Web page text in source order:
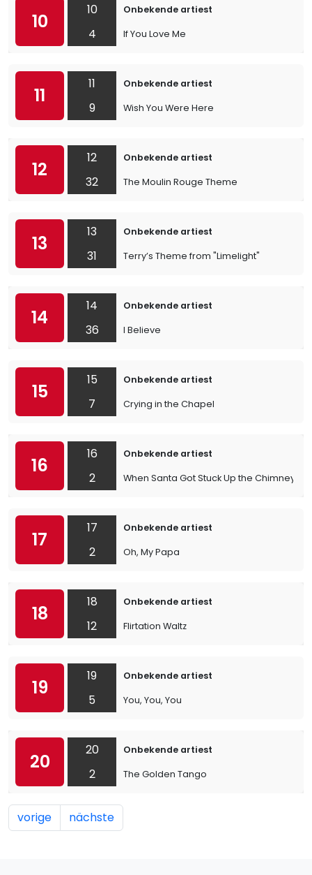
10
10
4
Onbekende artiest
If You Love Me
11
11
9
Onbekende artiest
Wish You Were Here
12
12
32
Onbekende artiest
The Moulin Rouge Theme
13
13
31
Onbekende artiest
Terry’s Theme from "Limelight"
14
14
36
Onbekende artiest
I Believe
15
15
7
Onbekende artiest
Crying in the Chapel
16
16
2
Onbekende artiest
When Santa Got Stuck Up the Chimney
17
17
2
Onbekende artiest
Oh, My Papa
18
18
12
Onbekende artiest
Flirtation Waltz
19
19
5
Onbekende artiest
You, You, You
20
20
2
Onbekende artiest
The Golden Tango
vorige nächste